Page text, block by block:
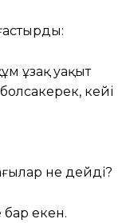
ұзақ уақыт
кейі
не дейді?
екен.